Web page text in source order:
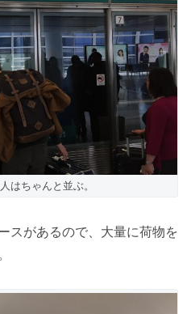
はちゃんと並ぶ。
スがあるので、大量に荷物を